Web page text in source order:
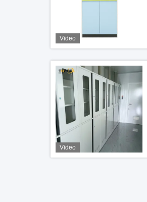
Video
Video